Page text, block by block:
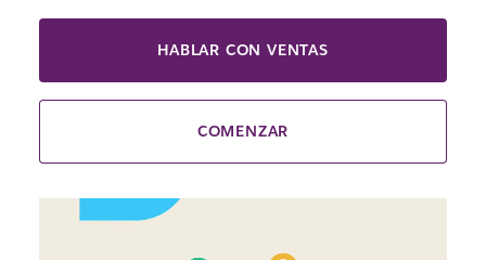
HABLAR CON VENTAS
COMENZAR